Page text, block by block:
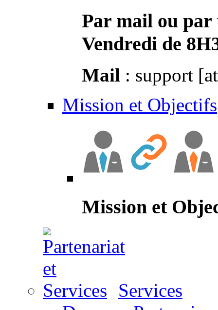
Par mail ou par
Vendredi de
Mail : support
Mission et Objectifs
Mission et
Services